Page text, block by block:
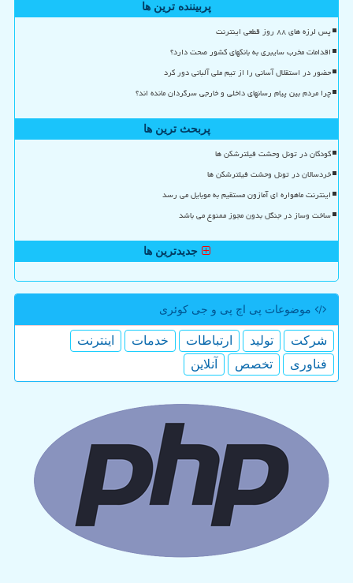
پربیننده ترین ها
پس لرزه های ۸۸ روز قطعی اینترنت
اقدامات مخرب سایبری به بانکهای کشور صحت دارد؟
حضور در استقلال آسانی را از تیم ملی آلبانی دور کرد
چرا مردم بین پیام رسانهای داخلی و خارجی سرگردان مانده اند؟
پربحث ترین ها
کودکان در تونل وحشت فیلترشکن ها
خردسالان در تونل وحشت فیلترشکن ها
اینترنت ماهواره ای آمازون مستقیم به موبایل می رسد
ساخت وساز در جنگل بدون مجوز ممنوع می باشد
جدیدترین ها
موضوعات پی اچ پی و جی كوئری
شركت تولید ارتباطات خدمات
اینترنت
فناوری
تخصص آنلاین